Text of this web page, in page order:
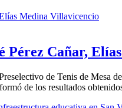
Pérez Cañar,
de Tenis de Mesa
de los resultados